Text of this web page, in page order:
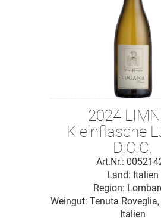
2024
Kleinflasche
D.O.C.
Art.Nr.:
Weingut: Tenuta
Italien
Region:
Land: Italien